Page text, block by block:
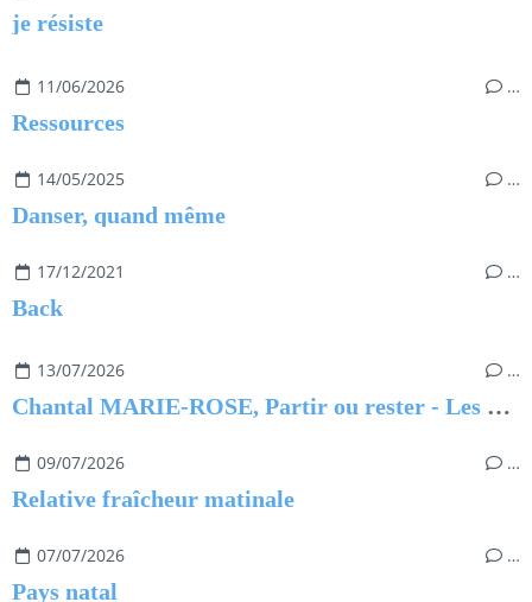
je résiste
11/06/2026 …
Ressources
14/05/2025 …
Danser, quand même
17/12/2021 …
Back
13/07/2026 …
Chantal MARIE-ROSE, Partir ou rester - Les clés pour évoluer professionnellement sans regret
09/07/2026 …
Relative fraîcheur matinale
07/07/2026 …
Pays natal